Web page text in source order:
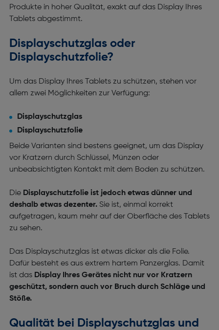
Produkte in hoher Qualität, exakt auf das Display Ihres
Tablets abgestimmt.
Displayschutzglas oder
Displayschutzfolie?
Um das Display Ihres Tablets zu schützen, stehen vor
allem zwei Möglichkeiten zur Verfügung:
Displayschutzglas
Displayschutzfolie
Beide Varianten sind bestens geeignet, um das Display
vor Kratzern durch Schlüssel, Münzen oder
unbeabsichtigten Kontakt mit dem Boden zu schützen.
Die Displayschutzfolie ist jedoch etwas dünner und
deshalb etwas dezenter.Sie ist, einmal korrekt
aufgetragen, kaum mehr auf der Oberfläche des Tablets
zu sehen.
Das Displayschutzglas ist etwas dicker als die Folie.
Dafür besteht es aus extrem hartem Panzerglas. Damit
ist das Display Ihres Gerätes nicht nur vor Kratzern
geschützt, sondern auch vor Bruch durch Schläge und
Stöße.
Qualität bei Displayschutzglas und